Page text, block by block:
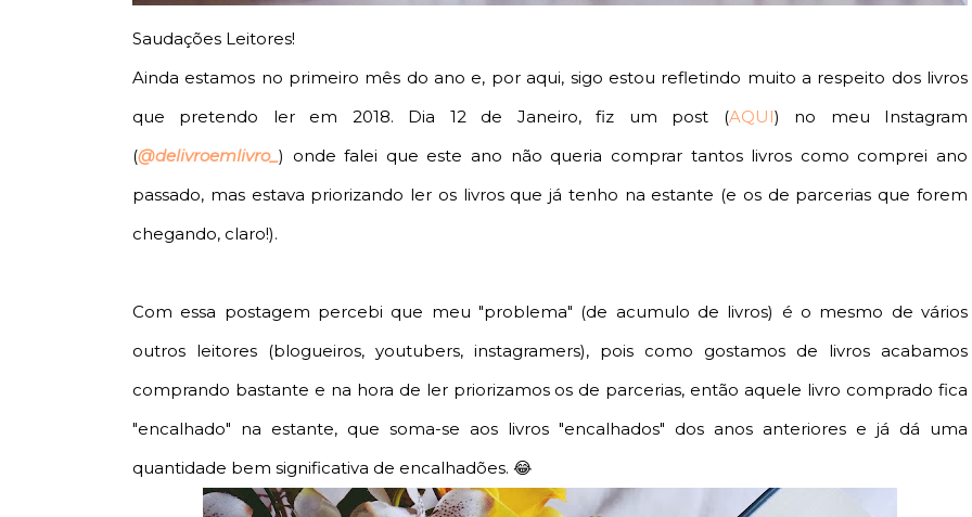
Saudações Leitores!
Ainda estamos no primeiro mês do ano e, por aqui, sigo estou refletindo muito a respeito dos livros
que pretendo ler em 2018. Dia 12 de Janeiro, fiz um post (AQUI) no meu Instagram
(@delivroemlivro_ ) onde falei que este ano não queria comprar tantos livros como comprei ano
passado, mas estava priorizando ler os livros que já tenho na estante (e os de parcerias que forem
chegando, claro!).
Com essa postagem percebi que meu "problema" (de acumulo de livros) é o mesmo de vários
outros leitores (blogueiros, youtubers, instagramers), pois como gostamos de livros acabamos
comprando bastante e na hora de ler priorizamos os de parcerias, então aquele livro comprado fica
"encalhado" na estante, que soma-se aos livros "encalhados" dos anos anteriores e já dá uma
quantidade bem significativa de encalhadões. 😂